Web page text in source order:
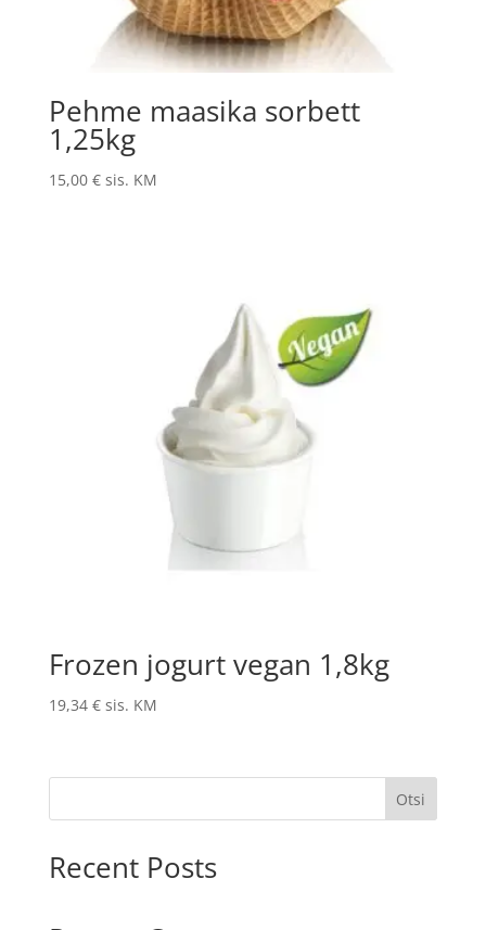
Pehme maasika sorbett
1,25kg
15,00 € sis. KM
Frozen jogurt vegan 1,8kg
19,34 € sis. KM
Otsi
Recent Posts